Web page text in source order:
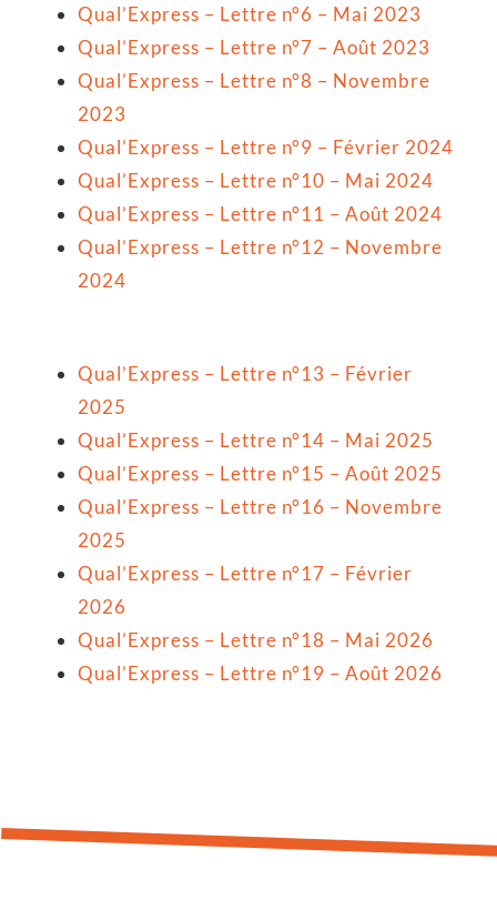
Qual’Express – Lettre n°6 – Mai 2023
Qual’Express – Lettre n°7 – Août 2023
Qual’Express – Lettre n°8 – Novembre
2023
Qual’Express – Lettre n°9 – Février 2024
Qual’Express – Lettre n°10 – Mai 2024
Qual’Express – Lettre n°11 – Août 2024
Qual’Express – Lettre n°12 – Novembre
2024
Qual’Express – Lettre n°13 – Février
2025
Qual’Express – Lettre n°14 – Mai 2025
Qual’Express – Lettre n°15 – Août 2025
Qual’Express – Lettre n°16 – Novembre
2025
Qual’Express – Lettre n°17 – Février
2026
Qual’Express – Lettre n°18 – Mai 2026
Qual’Express – Lettre n°19 – Août 2026